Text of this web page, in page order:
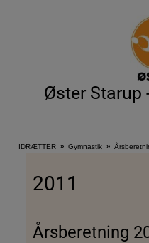
Øster Starup
IDRÆTTER » Gymnastik »
2011
Årsberetning